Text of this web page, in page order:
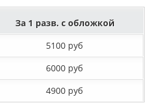
За 1 разв. с обложкой
5100 руб
6000 руб
4900 руб